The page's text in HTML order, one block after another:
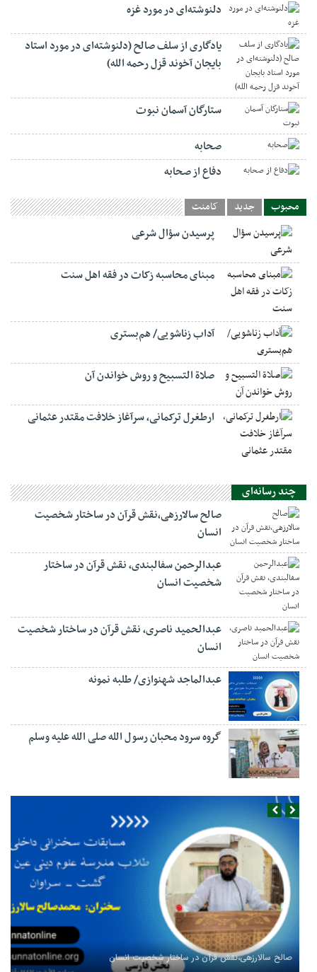
دلنوشته‌ای در مورد غزه
یادگاری از سلف صالح (دلنوشته‌ای در مورد استاد
بایجان آخوند قزل رحمه الله)
ستارگان آسمان نبوت
صحابه
دفاع از صحابه
محبوب جدید کامنت
پرسیدن سؤال شرعی
مبنای محاسبه زکات در فقه اهل سنت
آداب زناشویی/ هم‌بستری
صلاة التسبيح و روش خواندن آن
ارطغرل ترکمانی، سرآغاز خلافت مقتدر عثمانی
چند رسانه‌ای
صالح سالارزهی،‌نقش قرآن در ساختار شخصیت
انسان
عبدالرحمن سفالبندی، نقش قرآن در ساختار
شخصیت انسان
عبدالحمید ناصری، نقش قرآن در ساختار شخصیت
انسان
عبدالماجد شهنوازی/ طلبه نمونه
گروه سرود محبان رسول الله صلی الله علیه وسلم
صالح سالارزهی،‌نقش قرآن در ساختار شخصیت انسان